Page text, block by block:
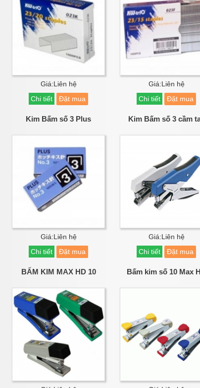
Giá:Liên hệ
Chi tiết
Đặt mua
Giá:Liên hệ
Chi tiết
Đặt mua
Kim Bấm số 3 Plus
Giá:Liên hệ
Chi tiết
Đặt mua
Kim Bấm số 3 cầm
Giá:Liên hệ
Chi tiết
Đặt mua
BẤM KIM MAX HD 10 Bấm kim số 10 Max